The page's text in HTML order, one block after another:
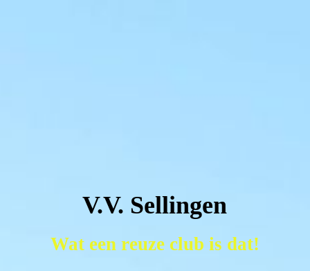
V.V. Sellingen
Wat een reuze club is dat!